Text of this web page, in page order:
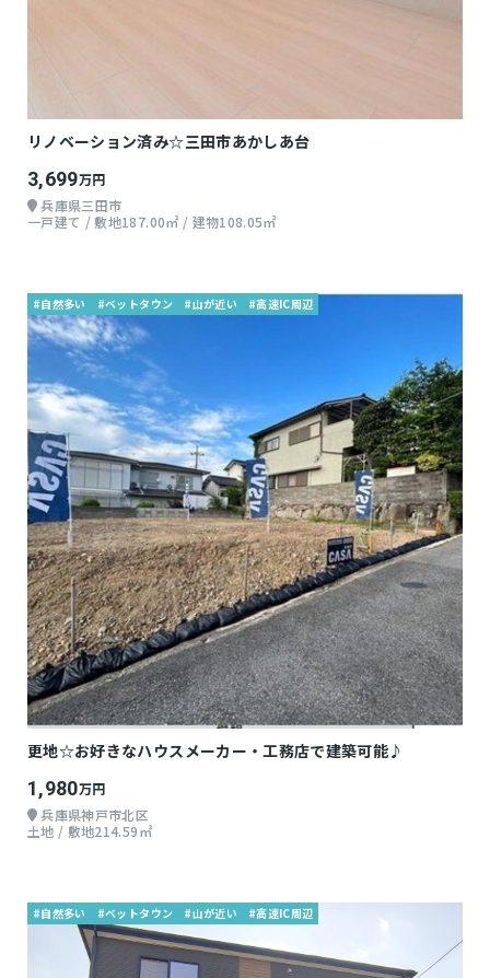
リノベーション済み☆三田市あかしあ台
3,699万円
兵庫県三田市
一戸建て / 敷地187.00㎡ / 建物108.05㎡
#自然多い #ベットタウン #山が近い #高速IC周辺
更地☆お好きなハウスメーカー・工務店で建築可能♪
1,980万円
兵庫県神戸市北区
土地 / 敷地214.59㎡
#自然多い #ベットタウン #山が近い #高速IC周辺